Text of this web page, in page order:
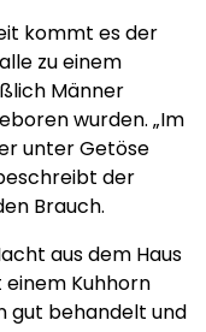
kommt es der
zu einem
Männer
wurden. „Im
unter Getöse
der
Brauch.
aus dem Haus
Kuhhorn
gut behandelt und